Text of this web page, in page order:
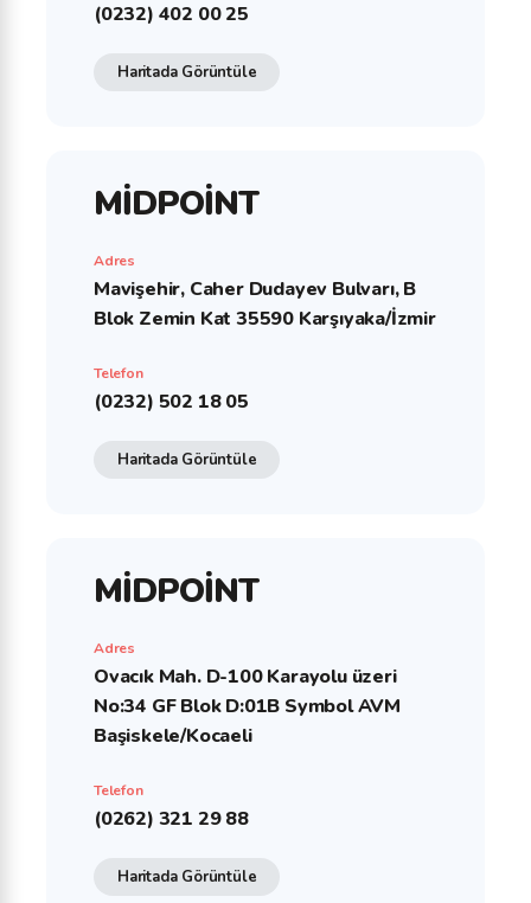
(0232) 402 00 25
Haritada Görüntüle
MİDPOİNT
Adres
Mavişehir, Caher Dudayev Bulvarı, B
Blok Zemin Kat 35590 Karşıyaka/İzmir
Telefon
(0232) 502 18 05
Haritada Görüntüle
MİDPOİNT
Adres
Ovacık Mah. D-100 Karayolu üzeri
No:34 GF Blok D:01B Symbol AVM
Başiskele/Kocaeli
Telefon
(0262) 321 29 88
Haritada Görüntüle